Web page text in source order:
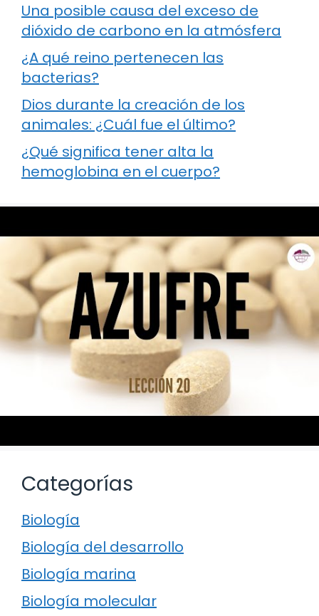
Una posible causa del exceso de
dióxido de carbono en la atmósfera
¿A qué reino pertenecen las
bacterias?
Dios durante la creación de los
animales: ¿Cuál fue el último?
¿Qué significa tener alta la
hemoglobina en el cuerpo?
Categorías
Biología
Biología del desarrollo
Biología marina
Biología molecular